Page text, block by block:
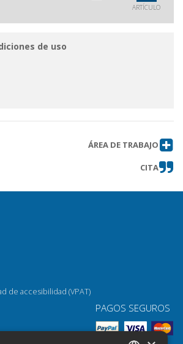
ARTÍCULO
de uso
ÁREA DE TRABAJO
CITA
de accesibilidad (VPAT)
PAGOS SEGUROS